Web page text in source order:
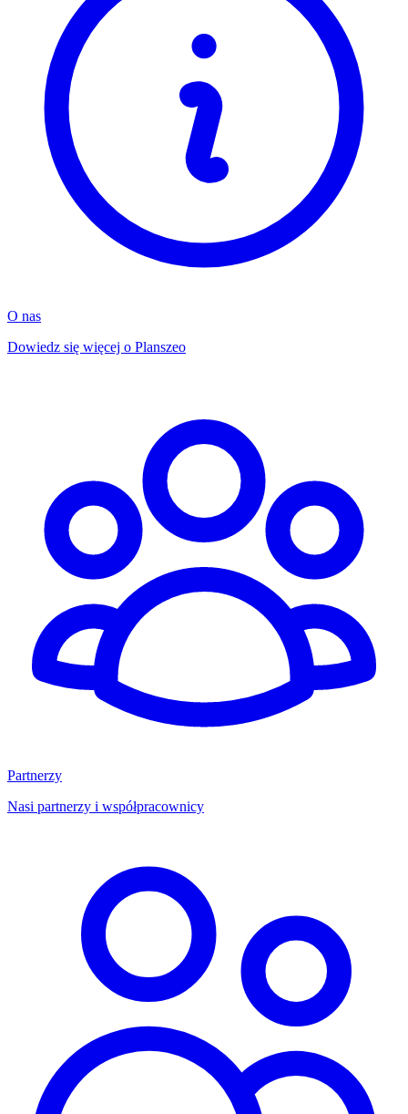
O nas
Dowiedz się więcej o Planszeo
Partnerzy
Nasi partnerzy i współpracownicy